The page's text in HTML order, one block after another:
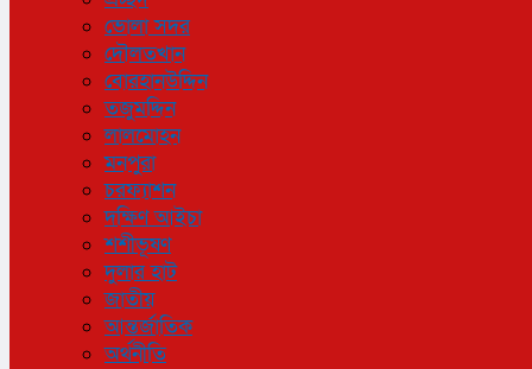
ভোলা সদর
দৌলতখান
বোরহানউদ্দিন
তজুমদ্দিন
লালমোহন
মনপুরা
চরফ্যাশন
দক্ষিণ আইচা
শশীভূষণ
দুলার হাট
জাতীয়
আন্তর্জাতিক
অর্থনীতি